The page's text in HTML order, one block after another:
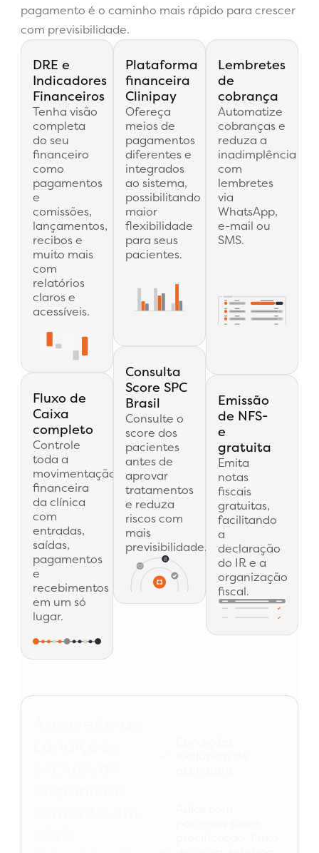
pagamento é o caminho mais rápido para crescer
com previsibilidade.
DRE e
Indicadores
Financeiros
Tenha visão
completa
do seu
financeiro
como
pagamentos
e
comissões,
lançamentos,
recibos e
muito mais
com
relatórios
claros e
acessíveis.
Fluxo de
Caixa
completo
Controle
toda a
movimentação
financeira
da clínica
com
entradas,
saídas,
pagamentos
e
recebimentos
em um só
lugar.
Plataforma
financeira
Clinipay
Ofereça
meios de
pagamentos
diferentes e
integrados
ao sistema,
possibilitando
maior
flexibilidade
para seus
pacientes.
Consulta
Score SPC
Brasil
Consulte o
score dos
pacientes
antes de
aprovar
tratamentos
e reduza
riscos com
mais
previsibilidade.
Lembretes
de
cobrança
Automatize
cobranças e
reduza a
inadimplência
com
lembretes
via
WhatsApp,
e-mail ou
SMS.
Emissão
de NFS-
e
gratuita
Emita
notas
fiscais
gratuitas,
facilitando
a
declaração
do IR e a
organização
fiscal.